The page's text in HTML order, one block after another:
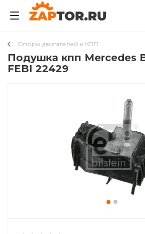
Опоры двигателей и КПП
Подушкa кпп Mercedes
FEBI 22429